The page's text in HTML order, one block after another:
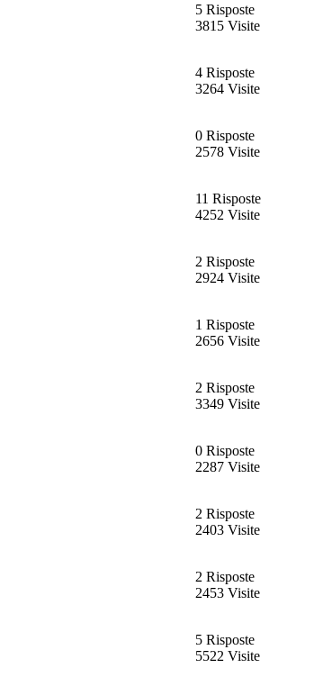
5 Risposte
3815 Visite
4 Risposte
3264 Visite
0 Risposte
2578 Visite
11 Risposte
4252 Visite
2 Risposte
2924 Visite
1 Risposte
2656 Visite
2 Risposte
3349 Visite
0 Risposte
2287 Visite
2 Risposte
2403 Visite
2 Risposte
2453 Visite
5 Risposte
5522 Visite